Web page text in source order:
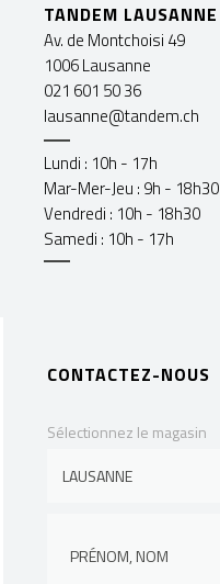
TANDEM LAUSANNE
Av. de Montchoisi 49
1006 Lausanne
021 601 50 36
lausanne@tandem.ch
Lundi : 10h - 17h
Mar-Mer-Jeu : 9h - 18h30
Vendredi : 10h - 18h30
Samedi : 10h - 17h
CONTACTEZ-NOUS
Sélectionnez le magasin